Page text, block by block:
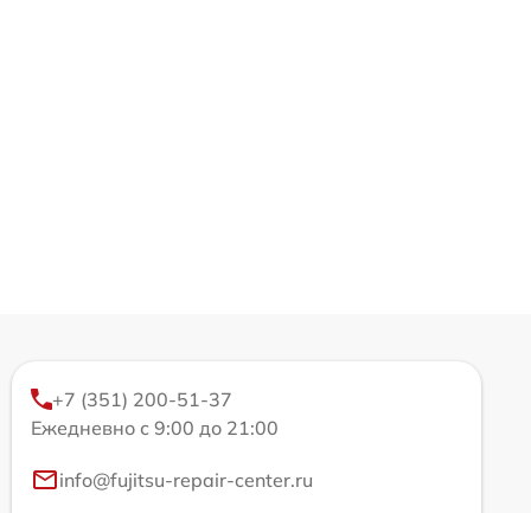
+7 (351) 200-51-37
Ежедневно с 9:00 до 21:00
info@fujitsu-repair-center.ru